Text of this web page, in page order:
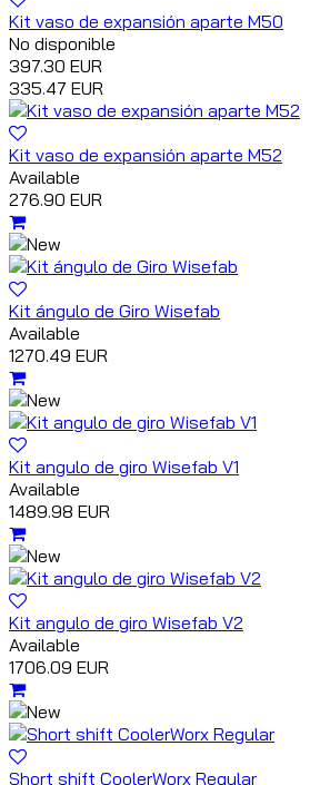
Kit vaso de expansión aparte M50
No disponible
397.30 EUR
335.47 EUR
Kit vaso de expansión aparte M52
Available
276.90 EUR
Kit ángulo de Giro Wisefab
Available
1270.49 EUR
Kit angulo de giro Wisefab V1
Available
1489.98 EUR
Kit angulo de giro Wisefab V2
Available
1706.09 EUR
Short shift CoolerWorx Regular